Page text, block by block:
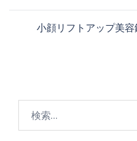
ゲ
小顔リフトアップ美